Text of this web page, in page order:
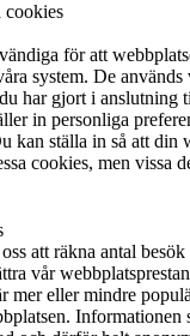
cookies
för att
system. De
har gjort i anslutning
in personliga
kan ställa in så att din
cookies, men vissa
att räkna antal
vår
mer eller mindre
Informationen